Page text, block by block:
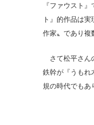
『ファウスト
ト』的作品は
作家〟であり複
さて松平さん
鉄幹が『うもれ
規の時代でもあ